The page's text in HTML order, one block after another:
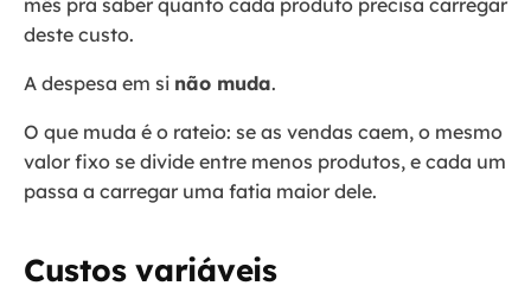
mês pra saber quanto cada produto precisa carregar
deste custo.
A despesa em si não muda.
O que muda é o rateio: se as vendas caem, o mesmo
valor fixo se divide entre menos produtos, e cada um
passa a carregar uma fatia maior dele.
Custos variáveis